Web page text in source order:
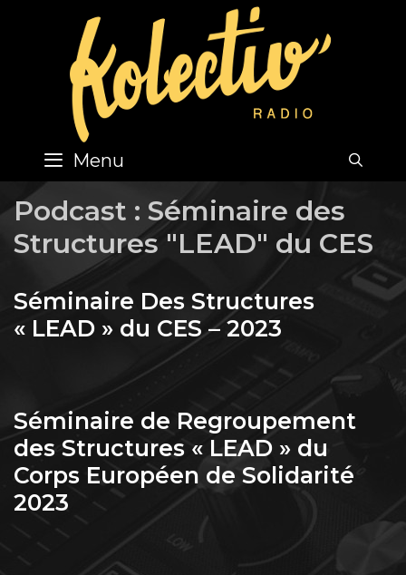
content
Menu
Podcast : Séminaire des
Structures "LEAD" du CES
Séminaire Des Structures
« LEAD » du CES – 2023
Séminaire de Regroupement
des Structures « LEAD » du
Corps Européen de Solidarité
2023